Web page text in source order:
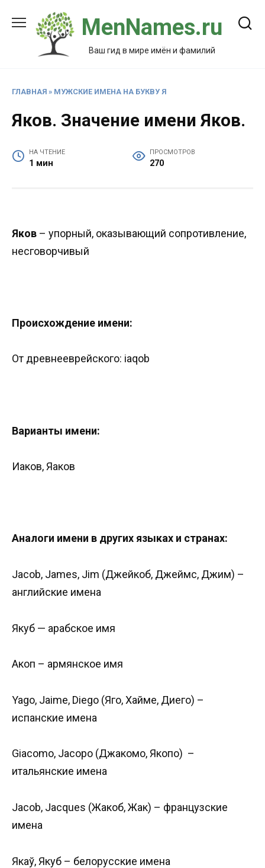
содержанию
MenNames.ru
Ваш гид в мире имён и фамилий
ГЛАВНАЯ » МУЖСКИЕ ИМЕНА НА БУКВУ Я
Яков. Значение имени Яков.
НА ЧТЕНИЕ
1 мин
ПРОСМОТРОВ
270
Яков – упорный, оказывающий сопротивление,
несговорчивый
Происхождение имени:
От древнееврейского: iaqob
Варианты имени:
Иаков, Яаков
Аналоги имени в других языках и странах:
Jacob, James, Jim (Джейкоб, Джеймс, Джим) –
английские имена
Якуб‎‎ — арабское имя
Акоп – армянское имя
Yago, Jaime, Diego (Яго, Хайме, Диего) –
испанские имена
Giacomo, Jacopo (Джакомо, Якопо) –
итальянские имена
Jacob, Jacques (Жакоб, Жак) – французские
имена
Якаў, Якуб – белорусские имена